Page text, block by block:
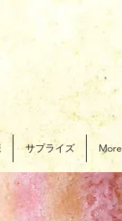
サプライズ More